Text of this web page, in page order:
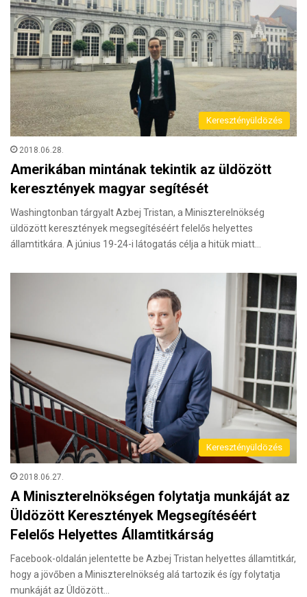
Keresztényüldözés
2018.06.28.
Amerikában mintának tekintik az üldözött
keresztények magyar segítését
Washingtonban tárgyalt Azbej Tristan, a Miniszterelnökség
üldözött keresztények megsegítéséért felelős helyettes
államtitkára. A június 19-24-i látogatás célja a hitük miatt…
Keresztényüldözés
2018.06.27.
A Miniszterelnökségen folytatja munkáját az
Üldözött Keresztények Megsegítéséért
Felelős Helyettes Államtitkárság
Facebook-oldalán jelentette be Azbej Tristan helyettes államtitkár,
hogy a jövőben a Miniszterelnökség alá tartozik és így folytatja
munkáját az Üldözött…